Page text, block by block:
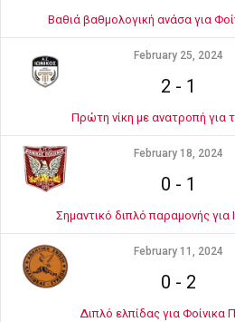
Βαθιά βαθμολογική ανάσα για
February 25, 2024
2 - 1
Πρώτη νίκη με ανατροπή για
February 18, 2024
0 - 1
Σημαντικό διπλό παραμονής για
February 11, 2024
0 - 2
Διπλό ελπίδας για Φοίνικα